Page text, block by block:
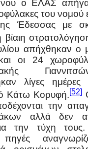
ο ΕΛΑΣ
του νομού
Έδεσσας με
βίαιη
απήχθηκαν ο
οι 24
λίγες ημέρες
Κάτω Κορυφή.[52]
την
αλλά δεν
την τύχη τους.